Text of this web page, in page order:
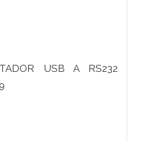
USB A RS232